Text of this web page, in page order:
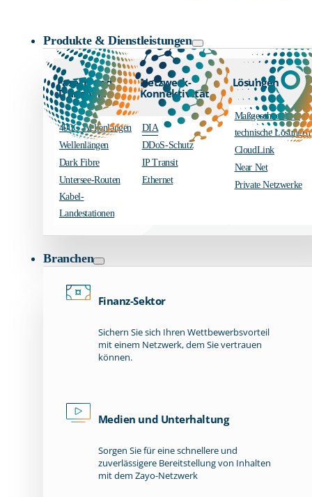
Produkte & Dienstleistungen
Fasern und
Transport
400G Wellenlängen
Wellenlängen
Dark Fibre
Untersee-Routen
Kabel-
Landestationen
Netzwerk-
Konnektivität
DIA
DDoS-Schutz
IP Transit
Ethernet
Lösungen
Maßgeschneiderte
technische Lösungen
CloudLink
Near Net
Private Netzwerke
Branchen
Finanz-Sektor
Sichern Sie sich Ihren Wettbewerbsvorteil
mit einem Netzwerk, dem Sie vertrauen
können.
Medien und Unterhaltung
Sorgen Sie für eine schnellere und
zuverlässigere Bereitstellung von Inhalten
mit dem Zayo-Netzwerk